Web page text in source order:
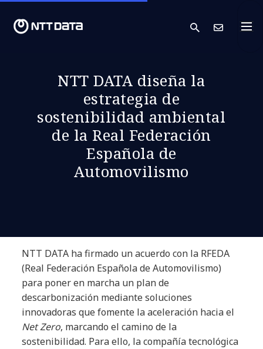
search
NTT DATA diseña la
estrategia de
sostenibilidad ambiental
de la Real Federación
Española de
Automovilismo
NTT DATA ha firmado un acuerdo con la RFEDA
(Real Federación Española de Automovilismo)
para poner en marcha un plan de
descarbonización mediante soluciones
innovadoras que fomente la aceleración hacia el
Net Zero, marcando el camino de la
sostenibilidad. Para ello, la compañía tecnológica